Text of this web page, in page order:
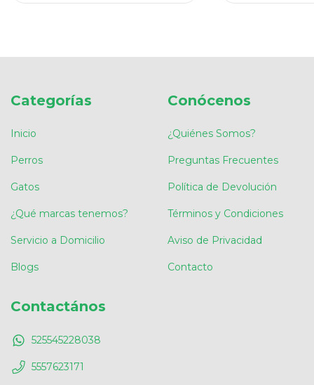
Categorías
Inicio
Perros
Gatos
¿Qué marcas tenemos?
Servicio a Domicilio
Blogs
Conócenos
¿Quiénes Somos?
Preguntas Frecuentes
Política de Devolución
Términos y Condiciones
Aviso de Privacidad
Contacto
Contactános
525545228038
5557623171